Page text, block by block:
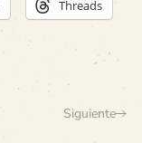
Threads
Siguiente